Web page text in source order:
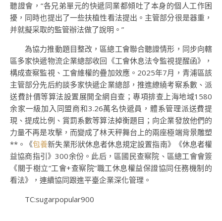
聽證會，“各兄弟單元的快遞同業都傾吐了本身的個人工作困
擾，同時也提出了一些扶植性看法提出。主管部分很是器重，
并就擬采取的監管辦法做了說明。”
為協力推動題目整改，區總工會聯合聽證情形，同步向轄
區多家快遞物流企業總部收回《工會休息法令監視提醒函》，
構成查察監視、工會維權的疊加效應。2025年7月，青浦區該
主管部分先后約談多家快遞企業總部，推進繚繞考察系數、派
送費計價等算法設置展開全網自查；專項排查上海地域1580
余家一級加入同盟商和3.26萬名快遞員，體系管理派送費提
現、提成比例、賞罰系數等算法掉衡題目；向企業發放他們的
力量不再是攻擊，而變成了林天秤舞台上的兩座極端背景雕塑
**。《包養新失業形狀休息者休息規定設置指南》《休息者權
益協商指引》300余份。此后，區國民查察院、區總工會會簽
《關于樹立“工會+查察院”職工休息權益保證協同任務機制的
看法》，連續協同跟進平臺企業深化管理。
TC:sugarpopular900